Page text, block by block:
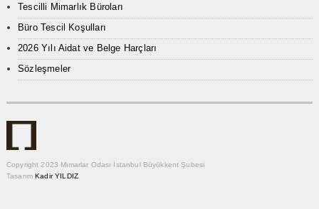
Tescilli Mimarlık Büroları
Büro Tescil Koşulları
2026 Yılı Aidat ve Belge Harçları
Sözleşmeler
Copyright 2023 Mimarlar Odası İstanbul Büyükkent Şubesi
TasarımKadir YILDIZ